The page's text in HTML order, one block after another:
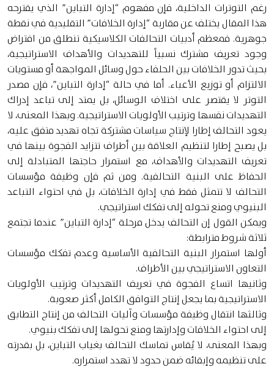
رغم التوترات الداخلية، فإن مفهوم “إدارة التباين” الذي يقترحه
هذا المقال يختلف عن مقاربة “إدارة الخلافات” التقليدية في نقطة
جوهرية. فمعظم أدبيات التحالفات الكلاسيكية تنطلق من افتراض
وجود تعريف مشترك نسبياً للتهديدات والأهداف الاستراتيجية،
بحيث تدور الخلافات بين الحلفاء حول وسائل المواجهة أو مستويات
الالتزام أو توزيع الأعباء. أما في حالة “إدارة التباين”، فإن مصدر
التوتر لا يقتصر على اختلاف الوسائل، بل يمتد إلى تباعد إدراك
التهديدات نفسها وترتيب الأولويات الاستراتيجية. وبهذا المعنى، لا
يعود التحالف إطارا لإنتاج سياسات مشتركة تجاه تهديد متفق عليه،
بل يصبح إطارا لتنظيم العلاقة بين أطراف تتزايد الفجوة بينها في
تعريف التهديدات والأهداف، مع استمرار حاجتها المتبادلة إلى
الحفاظ على البنية التحالفية. ومن ثم فإن وظيفة مؤسسات
التحالف لا تتمثل فقط في إدارة الخلافات، بل في احتواء التباعد
البنيوي ومنع تحوله إلى تفكك استراتيجي.
ويمكن القول إن التحالف يدخل مرحلة “إدارة التباين” عندما تجتمع
ثلاثة شروط مترابطة:
أولها استمرار البنية التحالفية الأساسية وعدم تفكك مؤسسات
التعاون الاستراتيجي بين الأطراف.
وثانيها اتساع الفجوة في تعريف التهديدات وترتيب الأولويات
الاستراتيجية بما يجعل إنتاج التوافق الكامل أكثر صعوبة.
وثالثها انتقال وظيفة مؤسسات وآليات التحالف من إنتاج التطابق
إلى احتواء الخلافات وإدارتها ومنع تحولها إلى تفكك بنيوي.
وبهذا المعنى، لا يُقاس تماسك التحالف بغياب التباين، بل بقدرته
على تنظيمه وإبقائه ضمن حدود لا تهدد استمراره.